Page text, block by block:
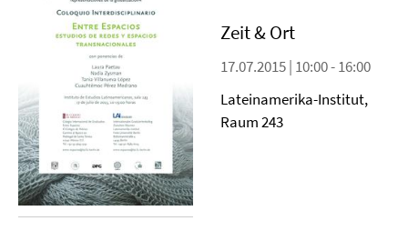
Zeit & Ort
17.07.2015 | 10:00 - 16:00
Lateinamerika-Institut,
Raum 243